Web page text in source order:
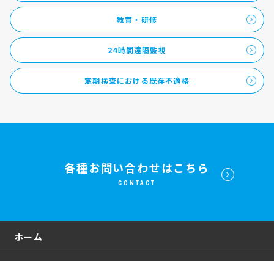
教育・研修
24時間遠隔監視
定期検査における既存不適格
各種お問い合わせはこちら
CONTACT
ホーム